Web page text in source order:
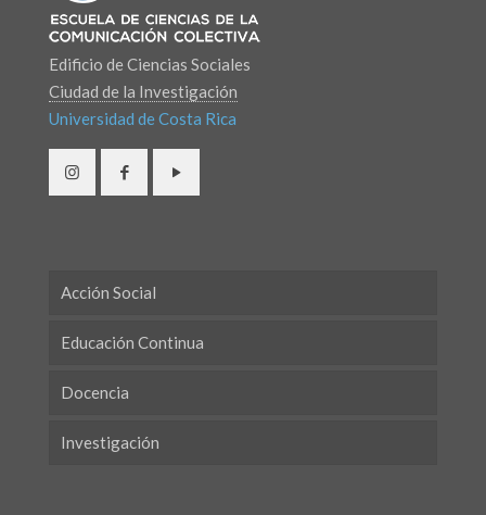
Edificio de Ciencias Sociales
Ciudad de la Investigación
Universidad de Costa Rica
Acción Social
Educación Continua
Docencia
Investigación